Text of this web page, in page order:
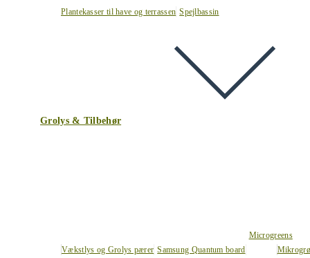
Plantekasser til have og terrassen Spejlbassin
Grolys & Tilbehør
Vækstlys og Grolys pærer Samsung Quantum board
Microgreens